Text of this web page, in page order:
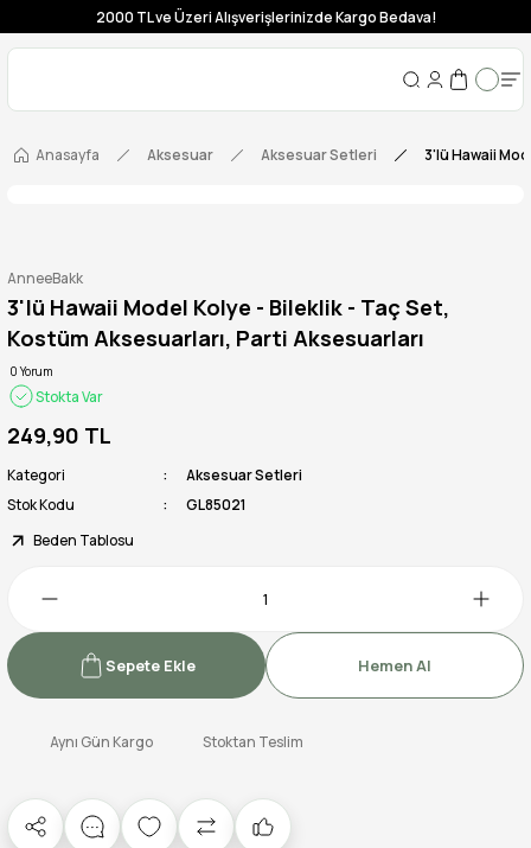
2000 TL ve Üzeri Alışverişlerinizde Kargo Bedava!
Anasayfa Aksesuar Aksesuar Setleri 3'lü Hawaii
AnneeBakk
3'lü Hawaii Model Kolye - Bileklik - Taç Set,
Kostüm Aksesuarları, Parti Aksesuarları
0 Yorum
Stokta Var
249,90 TL
Kategori
Aksesuar Setleri
Stok Kodu
GL85021
Beden Tablosu
Sepete Ekle Hemen Al
Aynı Gün Kargo Stoktan Teslim